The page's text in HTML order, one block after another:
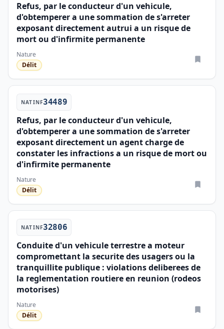
Refus, par le conducteur d'un vehicule,
d'obtemperer a une sommation de s'arreter
exposant directement autrui a un risque de
mort ou d'infirmite permanente
Nature
Délit
NATINF34489
Refus, par le conducteur d'un vehicule,
d'obtemperer a une sommation de s'arreter
exposant directement un agent charge de
constater les infractions a un risque de mort ou
d'infirmite permanente
Nature
Délit
NATINF32806
Conduite d'un vehicule terrestre a moteur
compromettant la securite des usagers ou la
tranquillite publique : violations deliberees de
la reglementation routiere en reunion (rodeos
motorises)
Nature
Délit